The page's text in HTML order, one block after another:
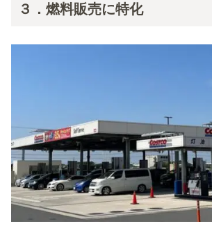
３．燃料販売に特化